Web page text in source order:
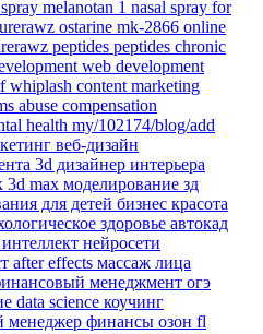
melanotan 1 nasal spray for
ostarine mk-2866 online
peptides peptides chronic
web development
whiplash content marketing
abuse compensation
health my/102174/blog/add
веб-дизайн
3d дизайнер интерьера
3d max моделирование зд
для детей бизнес красота
здоровье автокад
нейросети
after effects массаж лица
менеджмент огэ
data science коучинг
менеджер финансы озон fl